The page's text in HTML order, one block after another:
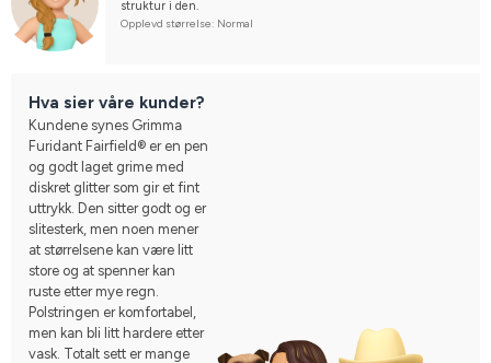
struktur i den.
Opplevd størrelse: Normal
Hva sier våre kunder?
Kundene synes Grimma
Furidant Fairfield® er en pen
og godt laget grime med
diskret glitter som gir et fint
uttrykk. Den sitter godt og er
slitesterk, men noen mener
at størrelsene kan være litt
store og at spenner kan
ruste etter mye regn.
Polstringen er komfortabel,
men kan bli litt hardere etter
vask. Totalt sett er mange